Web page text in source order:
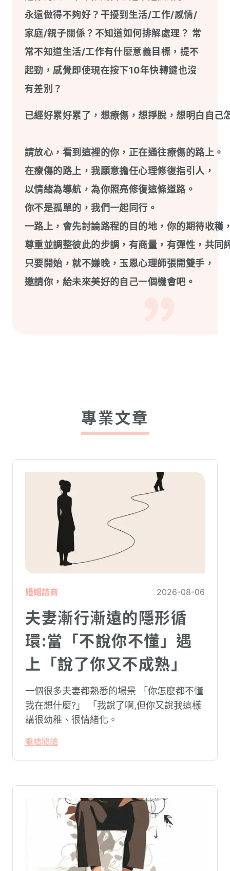
永遠做得不夠好？干擾到生活/工作/感情/
家庭/親子關係？不知道如何排解處理？ 常
常不知道生活/工作有什麼意義目標，提不
起勁，感覺即使現在按下10年快轉鍵也沒
有差別？
已經好累好累了，想療傷，想掙脫，想明白自己
請放心，看到這裡的你，正在通往療傷的路上。
在療傷的路上，我願意擔任心理修復指引人，
以情緒為導航，為你照亮修復這條道路。
你不是孤單的，我們一起同行。
一路上，會先討論路程的目的地，你的期待收穫
尊重並調整彼此的步調，有商量，有彈性，共同
只要開始，就不嫌晚，玉恩心理師張開雙手，
專業文章
婚姻諮商 2026-08-06
夫妻漸行漸遠的隱形循
環:當「不說你不懂」遇
上「說了你又不成熟」
一個很多夫妻都熟悉的場景 「你怎麼都不懂
我在想什麼?」 「我說了啊,但你又說我這樣
講很幼稚、很情緒化。
繼續閱讀